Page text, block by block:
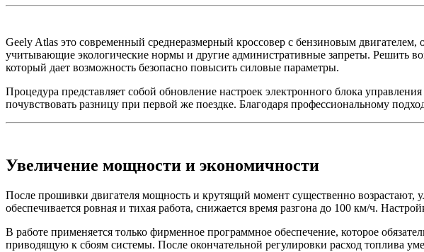
Geely Atlas это современный среднеразмерный кроссовер с бензиновым
учитывающие экологические нормы и другие административные запреты.
который дает возможность безопасно повысить силовые параметры.
Процедура представляет собой обновление настроек электронного блока
почувствовать разницу при первой же поездке. Благодаря профессиональному
Увеличение мощности и экономичности
После прошивки двигателя мощность и крутящий момент существенно возрастают,
обеспечивается ровная и тихая работа, снижается время разгона до 100 км/ч.
В работе применяется только фирменное программное обеспечение, которое
приводящую к сбоям системы. После окончательной регулировки расход топлива